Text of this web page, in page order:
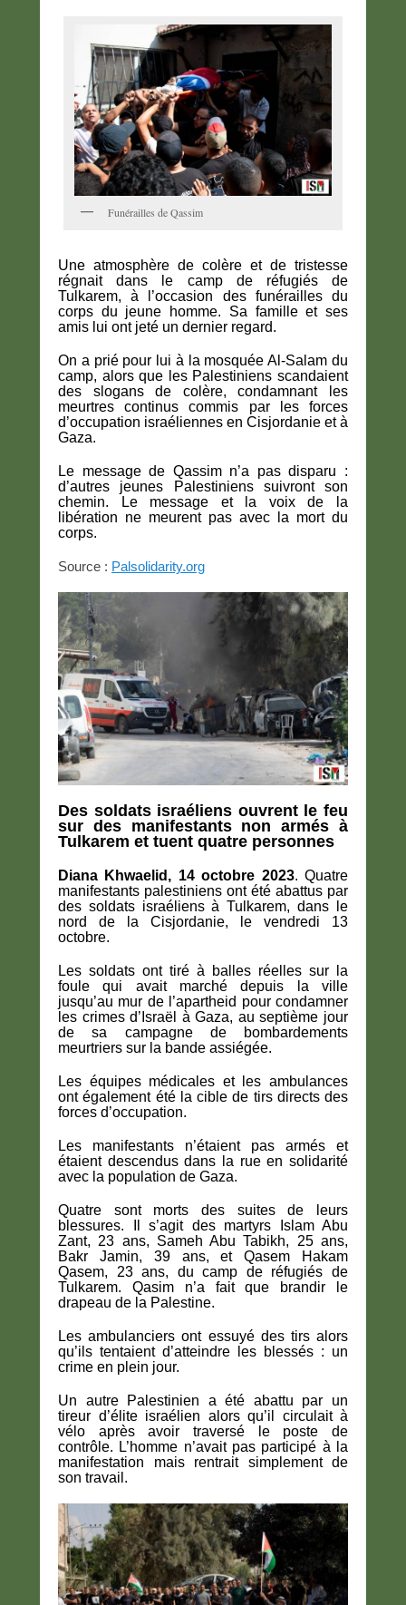
Funérailles de Qassim
Une atmosphère de colère et de tristesse
régnait dans le camp de réfugiés de
Tulkarem, à l’occasion des funérailles du
corps du jeune homme. Sa famille et ses
amis lui ont jeté un dernier regard.
On a prié pour lui à la mosquée Al-Salam du
camp, alors que les Palestiniens scandaient
des slogans de colère, condamnant les
meurtres continus commis par les forces
d’occupation israéliennes en Cisjordanie et à
Gaza.
Le message de Qassim n’a pas disparu :
d’autres jeunes Palestiniens suivront son
chemin. Le message et la voix de la
libération ne meurent pas avec la mort du
corps.
Source : Palsolidarity.org
Des soldats israéliens ouvrent le feu
sur des manifestants non armés à
Tulkarem et tuent quatre personnes
Diana Khwaelid, 14 octobre 2023. Quatre
manifestants palestiniens ont été abattus par
des soldats israéliens à Tulkarem, dans le
nord de la Cisjordanie, le vendredi 13
octobre.
Les soldats ont tiré à balles réelles sur la
foule qui avait marché depuis la ville
jusqu’au mur de l’apartheid pour condamner
les crimes d’Israël à Gaza, au septième jour
de sa campagne de bombardements
meurtriers sur la bande assiégée.
Les équipes médicales et les ambulances
ont également été la cible de tirs directs des
forces d’occupation.
Les manifestants n’étaient pas armés et
étaient descendus dans la rue en solidarité
avec la population de Gaza.
Quatre sont morts des suites de leurs
blessures. Il s’agit des martyrs Islam Abu
Zant, 23 ans, Sameh Abu Tabikh, 25 ans,
Bakr Jamin, 39 ans, et Qasem Hakam
Qasem, 23 ans, du camp de réfugiés de
Tulkarem. Qasim n’a fait que brandir le
drapeau de la Palestine.
Les ambulanciers ont essuyé des tirs alors
qu’ils tentaient d’atteindre les blessés : un
crime en plein jour.
Un autre Palestinien a été abattu par un
tireur d’élite israélien alors qu’il circulait à
vélo après avoir traversé le poste de
contrôle. L’homme n’avait pas participé à la
manifestation mais rentrait simplement de
son travail.